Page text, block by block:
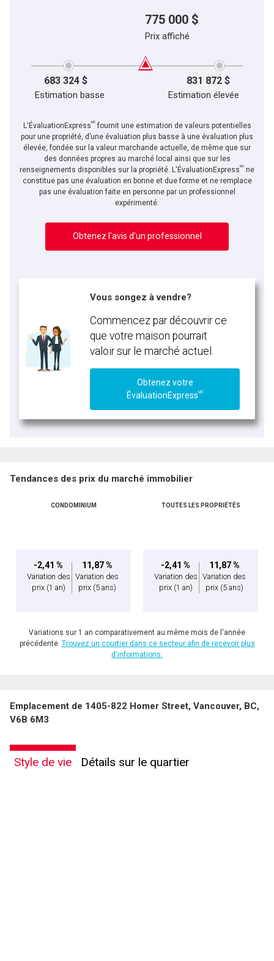
En cliquant sur le bouton « soumettre », vous consentez à nos conditions d'utilisation et
vous nous fournissez l'autorisation écrite de communiquer avec vous.
775 000 $
Prix affiché
683 324 $ 831 872 $
Estimation basse Estimation élevée
L'ÉvaluationExpressMCfournit une estimation de valeurs potentielles
pour une propriété, d’une évaluation plus basse à une évaluation plus
élevée, fondée sur la valeur marchande actuelle, de même que sur
des données propres au marché local ainsi que sur les
renseignements disponibles sur la propriété. L'ÉvaluationExpressMC ne
constitue pas une évaluation en bonne et due forme et ne remplace
pas une évaluation faite en personne par un professionnel
expérimenté.
Obtenez l’avis d’un professionnel
Vous songez à vendre?
Commencez par découvrir ce
que votre maison pourrait
valoir sur le marché actuel.
Obtenez votre
ÉvaluationExpressMC
Tendances des prix du marché immobilier
CONDOMINIUM
-2,41 %
Variation des
prix (1 an)
11,87 %
Variation des
prix (5 ans)
TOUTES LES PROPRIÉTÉS
-2,41 %
Variation des
prix (1 an)
11,87 %
Variation des
prix (5 ans)
Variations sur 1 an comparativement au même mois de l'année
précédente. Trouvez un courtier dans ce secteur afin de recevoir plus
d'informations.
Emplacement de 1405-822 Homer Street, Vancouver, BC,
V6B 6M3
Style de vie Détails sur le quartier